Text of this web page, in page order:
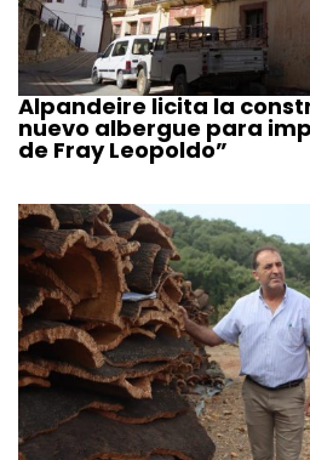
Alpandeire licita la
nuevo albergue para
de Fray Leopoldo”